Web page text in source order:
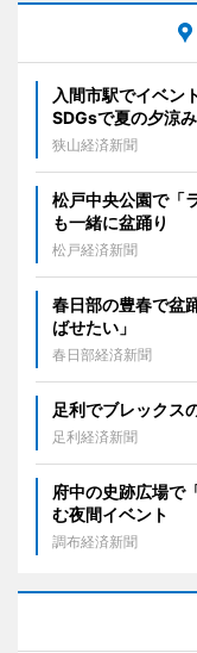
入間市駅でイベン
SDGsで夏の夕涼み
狭山経済新聞
松戸中央公園で「
も一緒に盆踊り
松戸経済新聞
春日部の豊春で盆
ばせたい」
春日部経済新聞
足利でブレックス
足利経済新聞
府中の史跡広場で
む夜間イベント
調布経済新聞